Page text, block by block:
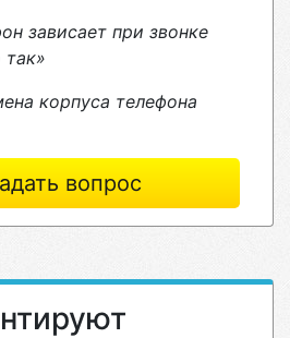
зависает при звонке
корпуса телефона
вопрос